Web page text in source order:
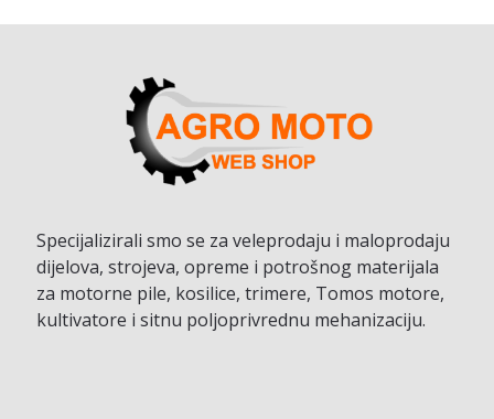
Specijalizirali smo se za veleprodaju i maloprodaju
dijelova, strojeva, opreme i potrošnog materijala
za motorne pile, kosilice, trimere, Tomos motore,
kultivatore i sitnu poljoprivrednu mehanizaciju.